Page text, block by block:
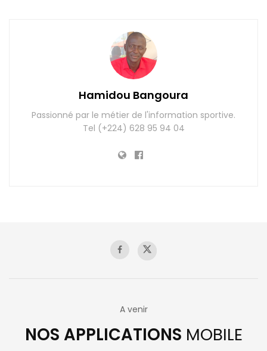
Hamidou Bangoura
Passionné par le métier de l'information sportive.
Tel (+224) 628 95 94 04
A venir
NOS APPLICATIONS MOBILE